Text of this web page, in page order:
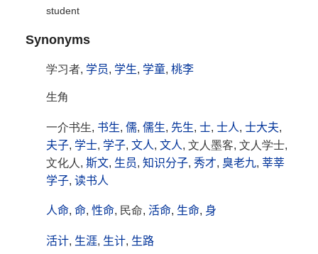
student
Synonyms
学习者, 学员, 学生, 学童, 桃李
生角
一介书生, 书生, 儒, 儒生, 先生, 士, 士人, 士大夫,
夫子, 学士, 学子, 文人, 文人, 文人墨客, 文人学士,
文化人, 斯文, 生员, 知识分子, 秀才, 臭老九, 莘莘
学子, 读书人
人命, 命, 性命, 民命, 活命, 生命, 身
活计, 生涯, 生计, 生路